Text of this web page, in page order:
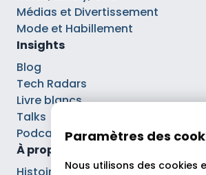
Médias et Divertissement
Mode et Habillement
Insights
Blog
Tech Radars
Livre blancs
Talks
Podcasts
À propos
Paramètres des
Nous utilisons des cookies